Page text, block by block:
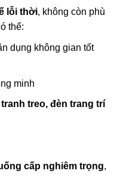
lỗi thời, không còn phù
thể:
dụng không gian tốt
minh
tranh treo, đèn trang trí
cấp nghiêm trọng,